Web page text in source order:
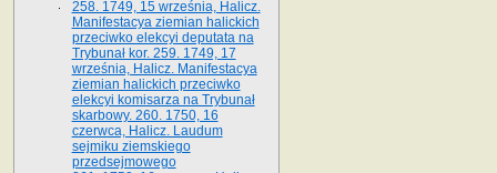
258. 1749, 15 września, Halicz.
Manifestacya ziemian halickich
przeciwko elekcyi deputata na
Trybunał kor. 259. 1749, 17
września, Halicz. Manifestacya
ziemian halickich przeciwko
elekcyi komisarza na Trybunał
skarbowy. 260. 1750, 16
czerwca, Halicz. Laudum
sejmiku ziemskiego
przedsejmowego